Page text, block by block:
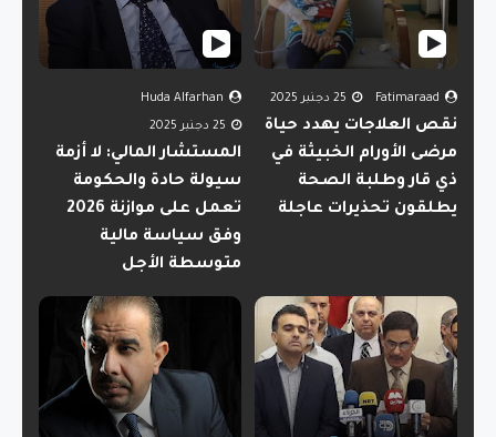
Fatimaraad 25 دجنبر 2025
نقص العلاجات يهدد حياة
مرضى الأورام الخبيثة في
ذي قار وطلبة الصحة
يطلقون تحذيرات عاجلة
Huda Alfarhan
25 دجنبر 2025
المستشار المالي: لا أزمة
سيولة حادة والحكومة
تعمل على موازنة 2026
وفق سياسة مالية
متوسطة الأجل